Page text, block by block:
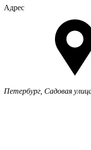
Адрес
Петербург, Садовая